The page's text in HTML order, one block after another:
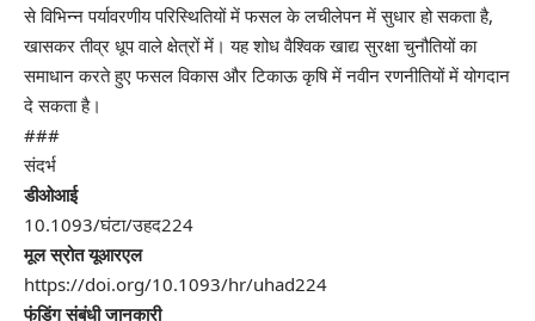
से विभिन्न पर्यावरणीय परिस्थितियों में फसल के लचीलेपन में सुधार हो सकता है,
खासकर तीव्र धूप वाले क्षेत्रों में। यह शोध वैश्विक खाद्य सुरक्षा चुनौतियों का
समाधान करते हुए फसल विकास और टिकाऊ कृषि में नवीन रणनीतियों में योगदान
दे सकता है।
###
संदर्भ
डीओआई
10.1093/घंटा/उहद224
मूल स्रोत यूआरएल
https://doi.org/10.1093/hr/uhad224
फंडिंग संबंधी जानकारी